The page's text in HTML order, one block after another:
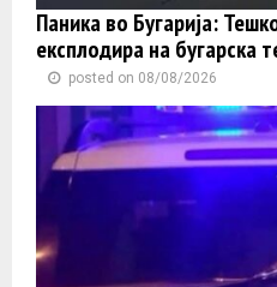
Паника во Бугарија:
експлодира на бугарска
posted on 08/08/2026